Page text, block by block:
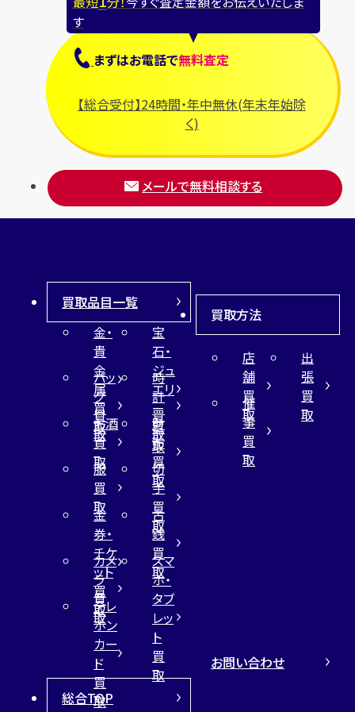
す
まずはお電話で無料査定
【総合受付】24時間・年中無休(年末年始除
く)
メールで無料相談する
買取品目一覧
金・
貴
金
属
買
取
宝
石・
ジュ
エリ
ー
買
取
バッ
グ
買
取
時
計
買
取
お酒
買
取
財
布
買
取
服
買
取
切
手
買
取
金
券・
チケ
ット
買
取
古
銭
買
取
カメ
ラ
買
取
スマ
ホ・
タブ
レッ
ト
買
取
テレ
ホン
カー
ド
買
取
買取方法
店
舗
買
取
出
張
買
取
催
事
買
取
総合TOP
お問い合わせ